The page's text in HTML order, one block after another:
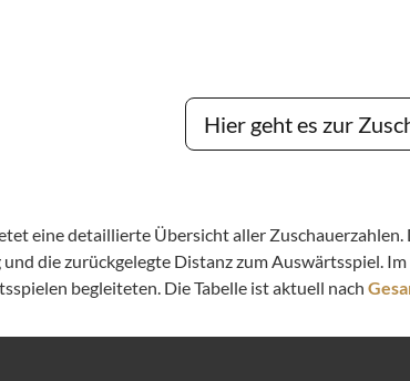
Hier geht es zur
eine detaillierte Übersicht aller
die zurückgelegte Distanz zum Auswärtsspiel.
begleiteten. Die Tabelle ist aktuell nach